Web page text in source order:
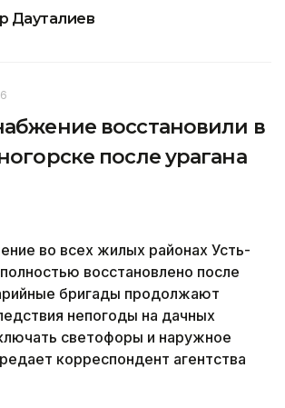
Дауталиев
восстановили в
после урагана
во всех жилых районах Усть-
восстановлено после
бригады продолжают
непогоды на дачных
светофоры и наружное
корреспондент агентства